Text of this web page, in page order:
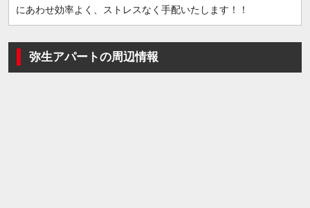
にあわせ効率よく、ストレスなく手配いたします！！
弥生アパートの周辺情報